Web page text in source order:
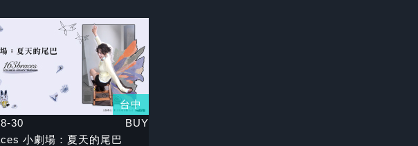
台中
30
BUY
小劇場：夏天的尾巴